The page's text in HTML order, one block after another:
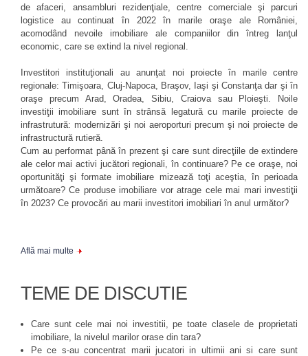
de afaceri, ansambluri rezidenţiale, centre comerciale şi parcuri
logistice au continuat în 2022 în marile oraşe ale României,
acomodând nevoile imobiliare ale companiilor din întreg lanţul
economic, care se extind la nivel regional.
Investitori instituţionali au anunţat noi proiecte în marile centre
regionale: Timişoara, Cluj-Napoca, Braşov, Iaşi şi Constanţa dar şi în
oraşe precum Arad, Oradea, Sibiu, Craiova sau Ploieşti. Noile
investiţii imobiliare sunt în strânsă legatură cu marile proiecte de
infrastrutură: modernizări şi noi aeroporturi precum şi noi proiecte de
infrastructură rutieră.
Cum au performat până în prezent şi care sunt direcţiile de extindere
ale celor mai activi jucători regionali, în continuare? Pe ce oraşe, noi
oportunităţi şi formate imobiliare mizează toţi aceştia, în perioada
următoare? Ce produse imobiliare vor atrage cele mai mari investiţii
în 2023? Ce provocări au marii investitori imobiliari în anul următor?
Află mai multe
TEME DE DISCUTIE
Care sunt cele mai noi investitii, pe toate clasele de proprietati
imobiliare, la nivelul marilor orase din tara?
Pe ce s-au concentrat marii jucatori in ultimii ani si care sunt